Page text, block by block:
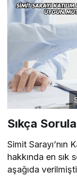
Sıkça
Simit Sarayı’nın
hakkında en sık
aşağıda